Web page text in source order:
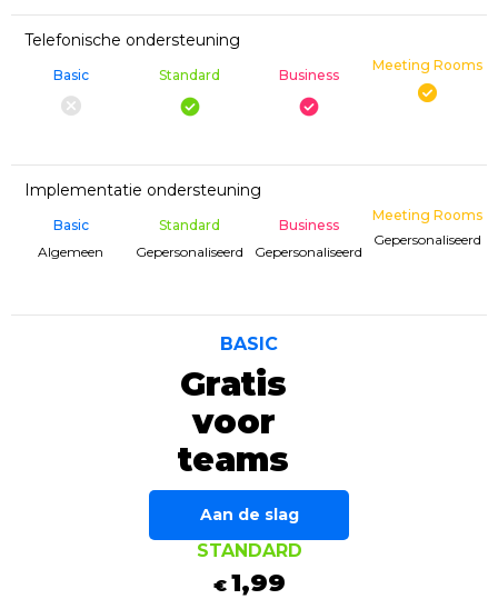
Telefonische ondersteuning
Basic Standard Business
Meeting Rooms
Implementatie ondersteuning
Basic
Algemeen
Standard
Gepersonaliseerd
Business
Gepersonaliseerd
Meeting Rooms
Gepersonaliseerd
BASIC
Gratis
voor
teams
Aan de slag
STANDARD
€ 1,99